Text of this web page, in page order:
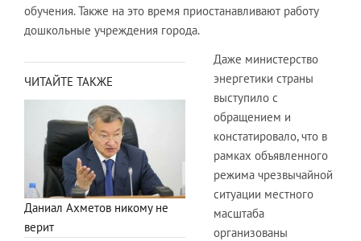
обучения. Также на это время приостанавливают работу
дошкольные учреждения города.
ЧИТАЙТЕ ТАКЖЕ
Даниал Ахметов никому не
верит
Даже министерство
энергетики страны
выступило с
обращением и
констатировало, что в
рамках объявленного
режима чрезвычайной
ситуации местного
масштаба
организованы